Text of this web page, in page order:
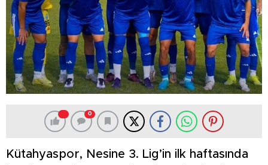
0
Kütahyaspor, Nesine 3. Lig’in ilk haftasında